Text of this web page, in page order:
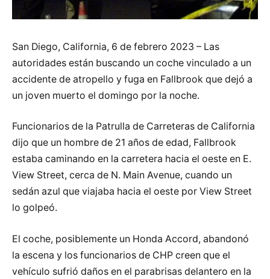
San Diego, California, 6 de febrero 2023 – Las
autoridades están buscando un coche vinculado a un
accidente de atropello y fuga en Fallbrook que dejó a
un joven muerto el domingo por la noche.
Funcionarios de la Patrulla de Carreteras de California
dijo que un hombre de 21 años de edad, Fallbrook
estaba caminando en la carretera hacia el oeste en E.
View Street, cerca de N. Main Avenue, cuando un
sedán azul que viajaba hacia el oeste por View Street
lo golpeó.
El coche, posiblemente un Honda Accord, abandonó
la escena y los funcionarios de CHP creen que el
vehículo sufrió daños en el parabrisas delantero en la